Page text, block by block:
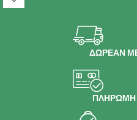
ΔΩΡΕΑΝ